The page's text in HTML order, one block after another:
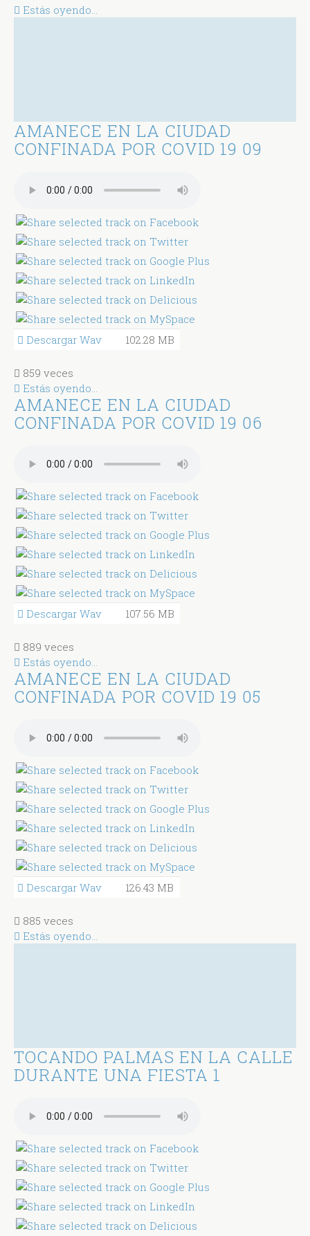
Estás oyendo...
AMANECE EN LA CIUDAD
CONFINADA POR COVID 19 09
Descargar Wav 102.28 MB
859 veces
Estás oyendo...
AMANECE EN LA CIUDAD
CONFINADA POR COVID 19 06
Descargar Wav 107.56 MB
889 veces
Estás oyendo...
AMANECE EN LA CIUDAD
CONFINADA POR COVID 19 05
Descargar Wav 126.43 MB
885 veces
Estás oyendo...
TOCANDO PALMAS EN LA CALLE
DURANTE UNA FIESTA 1